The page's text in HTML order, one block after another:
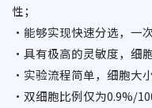
性；
• 能够实现快速分选，一
• 具有极高的灵敏度，细
• 实验流程简单，细胞大
• 双细胞比例仅为0.9%/